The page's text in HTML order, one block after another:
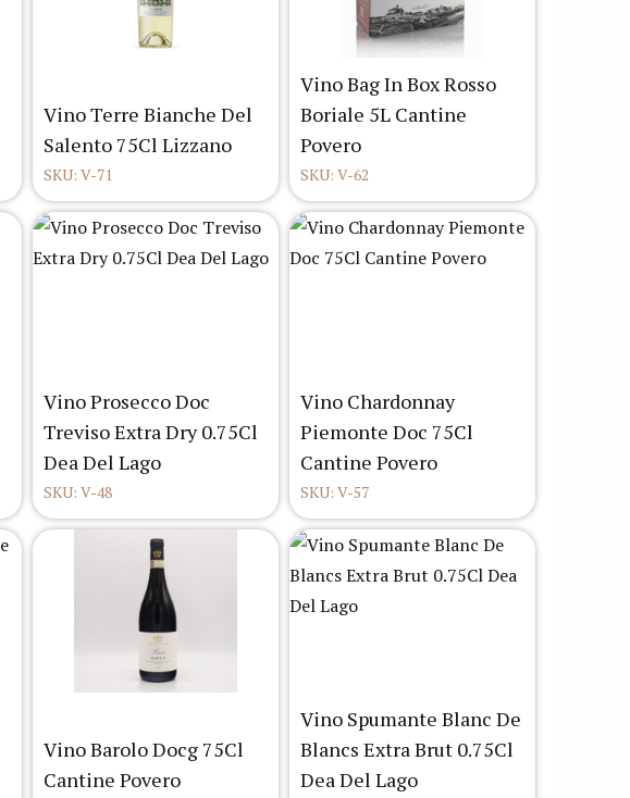
Vino Terre Bianche Del
Salento 75Cl Lizzano
SKU: V-71
Vino Bag In Box Rosso
Boriale 5L Cantine
Povero
SKU: V-62
Vino Prosecco Doc
Treviso Extra Dry 0.75Cl
Dea Del Lago
SKU: V-48
Vino Chardonnay
Piemonte Doc 75Cl
Cantine Povero
SKU: V-57
Vino Barolo Docg 75Cl
Cantine Povero
Vino Spumante Blanc De
Blancs Extra Brut 0.75Cl
Dea Del Lago